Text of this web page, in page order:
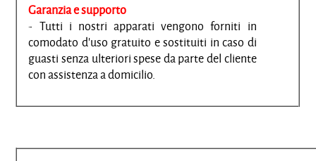
Garanzia e supporto
- Tutti i nostri apparati vengono forniti in
comodato d'uso gratuito e sostituiti in caso di
guasti senza ulteriori spese da parte del cliente
con assistenza a domicilio.